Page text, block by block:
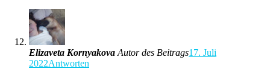
Elizaveta Kornyakova Autor des Beitrags17. Juli
2022Antworten